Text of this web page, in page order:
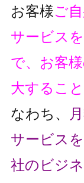
お客様ご
サービス
で、 お客
大するこ
なわち、
サービス
社のビジ